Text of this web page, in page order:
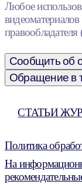
Любое
Сообщить об
Обращение в
СТАТЬИ
Политика
На